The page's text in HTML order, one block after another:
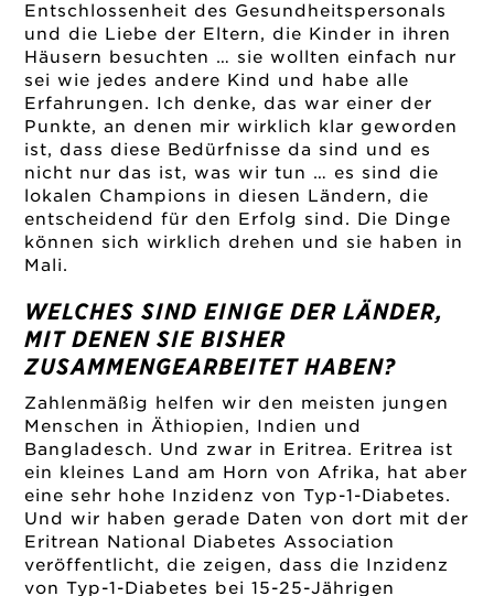
Entschlossenheit des Gesundheitspersonals
und die Liebe der Eltern, die Kinder in ihren
Häusern besuchten … sie wollten einfach nur
sei wie jedes andere Kind und habe alle
Erfahrungen. Ich denke, das war einer der
Punkte, an denen mir wirklich klar geworden
ist, dass diese Bedürfnisse da sind und es
nicht nur das ist, was wir tun … es sind die
lokalen Champions in diesen Ländern, die
entscheidend für den Erfolg sind. Die Dinge
können sich wirklich drehen und sie haben in
Mali.
WELCHES SIND EINIGE DER LÄNDER,
MIT DENEN SIE BISHER
ZUSAMMENGEARBEITET HABEN?
Zahlenmäßig helfen wir den meisten jungen
Menschen in Äthiopien, Indien und
Bangladesch. Und zwar in Eritrea. Eritrea ist
ein kleines Land am Horn von Afrika, hat aber
eine sehr hohe Inzidenz von Typ-1-Diabetes.
Und wir haben gerade Daten von dort mit der
Eritrean National Diabetes Association
veröffentlicht, die zeigen, dass die Inzidenz
von Typ-1-Diabetes bei 15-25-Jährigen